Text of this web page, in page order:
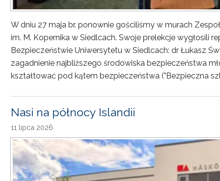
W dniu 27 maja br. ponownie gościliśmy w murach
im. M. Kopernika w Siedlcach. Swoje prelekcje wygłosili
Bezpieczeństwie Uniwersytetu w Siedlcach: dr Łukasz
zagadnienie najbliższego środowiska bezpieczeństwa
kształtować pod kątem bezpieczeństwa ("Bezpieczna
Nasi na północy Islandii
11 lipca 2026